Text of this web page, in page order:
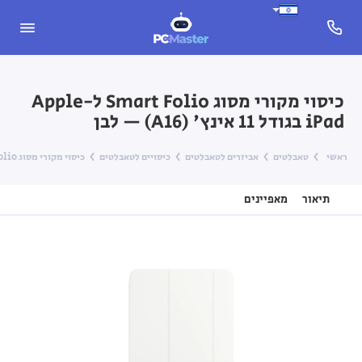
כיסוי מקורי מסוג Smart Folio ל-Apple
iPad בגודל 11 אינץ' (A16) — לבן
ראשי טאבלטים אביזרים לטאבלטים כיסויים לטאבלטים כיסוי מקורי מסוג Smart Folio ל-Apple iPad בגודל 11 אינץ' (A16) — לבן
תיאור מאפיינים